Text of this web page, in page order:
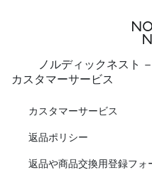
ノルディックネスト
カスタマーサービス
カスタマーサービス
返品ポリシー
返品や商品交換用登録フォ